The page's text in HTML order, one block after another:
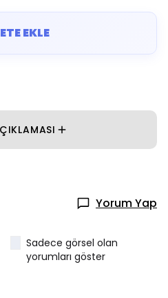
EKLE
Yorum Yap
Sadece görsel olan
yorumları göster